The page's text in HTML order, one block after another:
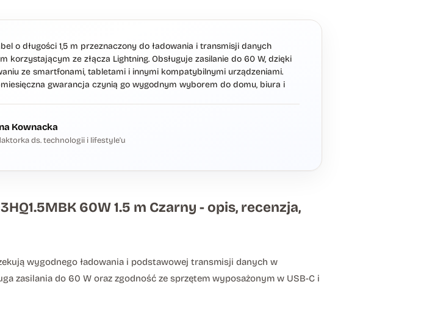
o długości 1,5 m przeznaczony do ładowania i transmisji danych
korzystającym ze złącza Lightning. Obsługuje zasilanie do 60 W, dzięki
ze smartfonami, tabletami i innymi kompatybilnymi urządzeniami.
gwarancja czynią go wygodnym wyborem do domu, biura i
Kownacka
ds. technologii i lifestyle'u
60W 1.5 m Czarny - opis, recenzja,
wygodnego ładowania i podstawowej transmisji danych w
zasilania do 60 W oraz zgodność ze sprzętem wyposażonym w USB-C i